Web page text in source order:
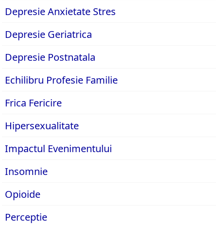
Depresie Anxietate Stres
Depresie Geriatrica
Depresie Postnatala
Echilibru Profesie Familie
Frica Fericire
Hipersexualitate
Impactul Evenimentului
Insomnie
Opioide
Perceptie